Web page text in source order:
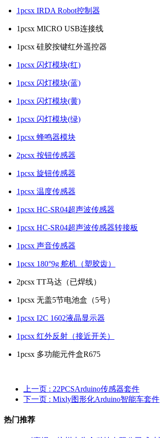
1pcsx IRDA Robot控制器
1pcsx MICRO USB连接线
1pcsx 硅胶按键红外遥控器
1pcsx 闪灯模块(红)
1pcsx 闪灯模块(蓝)
1pcsx 闪灯模块(黄)
1pcsx 闪灯模块(绿)
1pcsx 蜂鸣器模块
2pcsx 按钮传感器
1pcsx 旋钮传感器
1pcsx 温度传感器
1pcsx HC-SR04超声波传感器
1pcsx HC-SR04超声波传感器转接板
1pcsx 声音传感器
1pcsx 180°9g 舵机（塑胶齿）
2pcsx TT马达（已焊线）
1pcsx 无盖5节电池盒（5号）
1pcsx I2C 1602液晶显示器
1pcsx 红外反射（接近开关）
1pcsx 多功能元件盒R675
上一页 : 22PCSArduino传感器套件
下一页 : Mixly图形化Arduino智能车套件
热门推荐